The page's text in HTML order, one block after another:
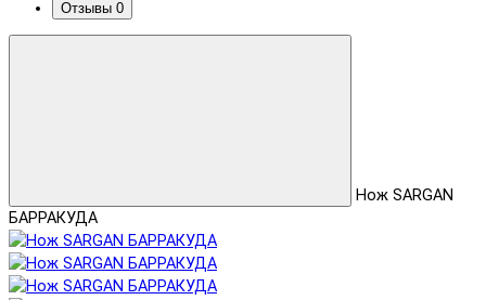
Отзывы 0
Нож SARGAN
БАРРАКУДА